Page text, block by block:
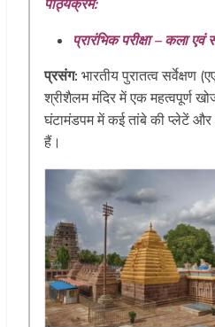
पाठ्यक्रम:
प्रारंभिक परीक्षा – कला एवं
प्रसंग: भारतीय पुरातत्व
श्रीशैलम मंदिर में एक महत्वपूर्ण
घंटामंडपम में कई तांबे की प्लेटें
हैं।